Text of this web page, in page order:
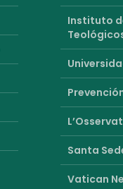
Instituto
Santa
Vatican